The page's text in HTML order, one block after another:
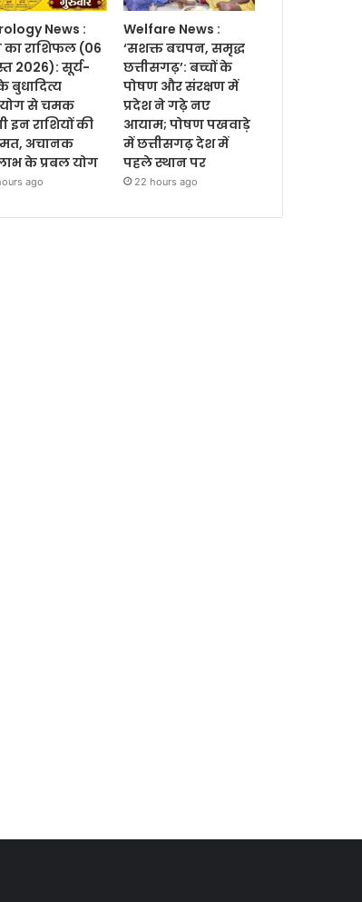
News :
राशिफल (06
2026): सूर्य-
बुधादित्य
से चमक
इन राशियों की
अचानक
के प्रबल योग
ago
Welfare News :
‘सशक्त बचपन, समृद्ध
छत्तीसगढ़’: बच्चों के
पोषण और संरक्षण में
प्रदेश ने गढ़े नए
आयाम; पोषण पखवाड़े
में छत्तीसगढ़ देश में
पहले स्थान पर
22 hours ago